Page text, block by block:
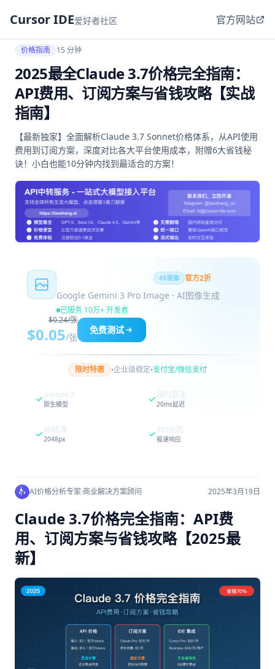
Cursor IDE爱好者社区 官方网站
价格指南 15 分钟
2025最全Claude 3.7价格完全指南：
API费用、订阅方案与省钱攻略【实战
指南】
【最新独家】全面解析Claude 3.7 Sonnet价格体系，从API使用
费用到订阅方案，深度对比各大平台使用成本，附赠6大省钱秘
诀！小白也能10分钟内找到最适合的方案！
4K图像 官方2折
Google Gemini 3 Pro Image · AI图像生成
已服务 10万+ 开发者
$0.24/张
$0.05/张
免费测试
限时特惠 ·企业级稳定·支付宝/微信支付
Gemini 3
原生模型
国内直连
20ms延迟
4K超清
2048px
30s出图
极速响应
AI价格分析专家·商业解决方案顾问 2025年3月19日
Claude 3.7价格完全指南：API费
用、订阅方案与省钱攻略【2025最
新】